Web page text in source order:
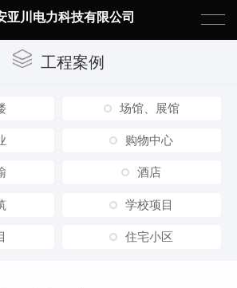
亚川电力科技有限公司
工程案例
场馆、展馆
购物中心
酒店
学校项目
住宅小区